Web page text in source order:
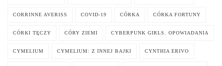
CORRINNE AVERISS COVID-19 CÓRKA CÓRKA FORTUNY
CÓRKI TĘCZY CÓRY ZIEMI CYBERPUNK GIRLS. OPOWIADANIA
CYMELIUM CYMELIUM: Z INNEJ BAJKI CYNTHIA ERIVO